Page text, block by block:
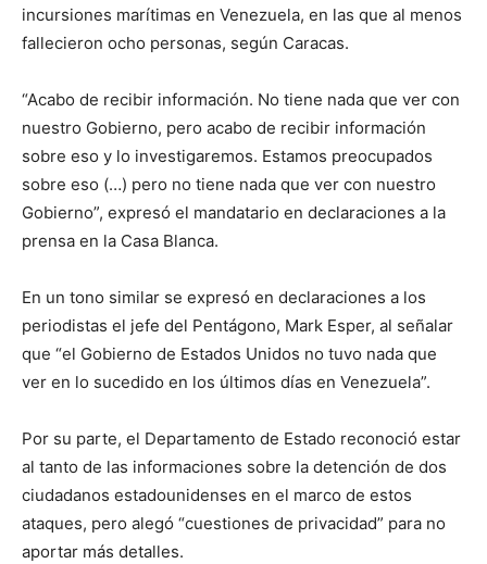
incursiones marítimas en Venezuela, en las que al menos
fallecieron ocho personas, según Caracas.
“Acabo de recibir información. No tiene nada que ver con
nuestro Gobierno, pero acabo de recibir información
sobre eso y lo investigaremos. Estamos preocupados
sobre eso (…) pero no tiene nada que ver con nuestro
Gobierno”, expresó el mandatario en declaraciones a la
prensa en la Casa Blanca.
En un tono similar se expresó en declaraciones a los
periodistas el jefe del Pentágono, Mark Esper, al señalar
que “el Gobierno de Estados Unidos no tuvo nada que
ver en lo sucedido en los últimos días en Venezuela”.
Por su parte, el Departamento de Estado reconoció estar
al tanto de las informaciones sobre la detención de dos
ciudadanos estadounidenses en el marco de estos
ataques, pero alegó “cuestiones de privacidad” para no
aportar más detalles.